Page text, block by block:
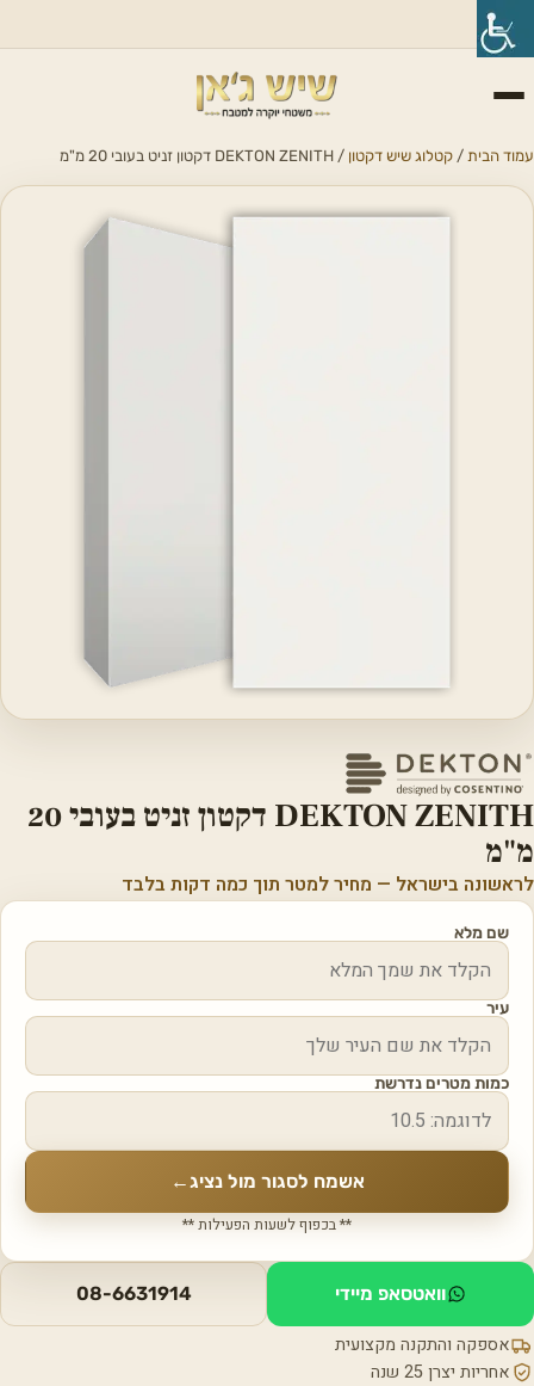
עמוד הבית / קטלוג שיש דקטון / DEKTON ZENITH דקטון זניט בעובי 20 מ"מ
DEKTON ZENITH דקטון זניט בעובי 20
מ"מ
לראשונה בישראל — מחיר למטר תוך כמה דקות בלבד
שם מלא
עיר
כמות מטרים נדרשת
אשמח לסגור מול נציג←
** בכפוף לשעות הפעילות **
וואטסאפ מיידי 08-6631914
אספקה והתקנה מקצועית
אחריות יצרן 25 שנה